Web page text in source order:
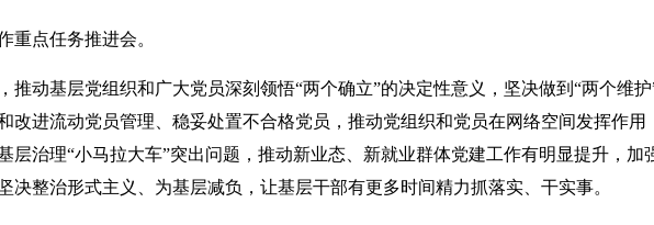
重点任务推进会。
动基层党组织和广大党员深刻领悟“两个确立”的决定性意义，坚决做到“两个维
进流动党员管理、稳妥处置不合格党员，推动党组织和党员在网络空间发挥作用
治理“小马拉大车”突出问题，推动新业态、新就业群体党建工作有明显提升，加
整治形式主义、为基层减负，让基层干部有更多时间精力抓落实、干实事。